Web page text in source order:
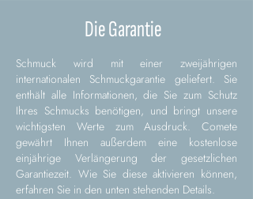
Die Garantie
Schmuck wird mit einer zweijährigen
internationalen Schmuckgarantie geliefert. Sie
enthält alle Informationen, die Sie zum Schutz
Ihres Schmucks benötigen, und bringt unsere
wichtigsten Werte zum Ausdruck. Comete
gewährt Ihnen außerdem eine kostenlose
einjährige Verlängerung der gesetzlichen
Garantiezeit. Wie Sie diese aktivieren können,
erfahren Sie in den unten stehenden Details.